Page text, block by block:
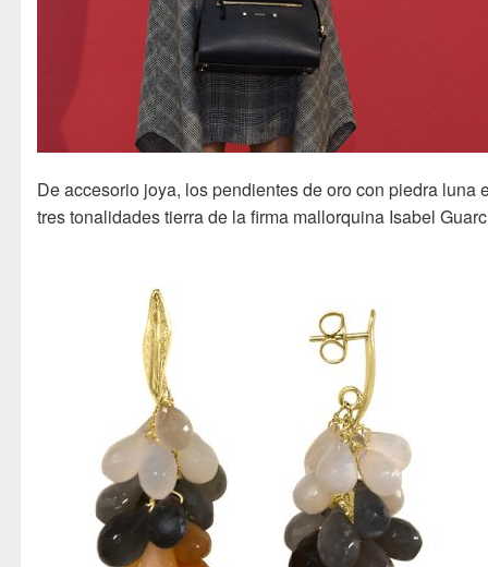
De accesorio joya, los pendientes de oro con piedra luna
tres tonalidades tierra de la firma mallorquina Isabel